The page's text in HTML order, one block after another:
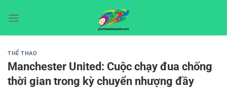
qua
THỂ THAO
Manchester United: Cuộc chạy đua chống
thời gian trong kỳ chuyển nhượng đầy